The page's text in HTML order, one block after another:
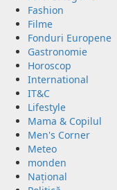
Fashion
Filme
Fonduri Europene
Gastronomie
Horoscop
International
IT&C
Lifestyle
Mama & Copilul
Men's Corner
Meteo
monden
Național